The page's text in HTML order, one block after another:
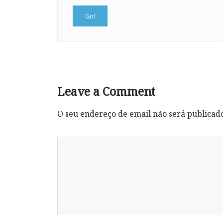
Leave a Comment
O seu endereço de email não será